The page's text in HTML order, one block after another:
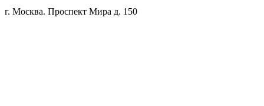
г. Москва. Проспект Мира д. 150